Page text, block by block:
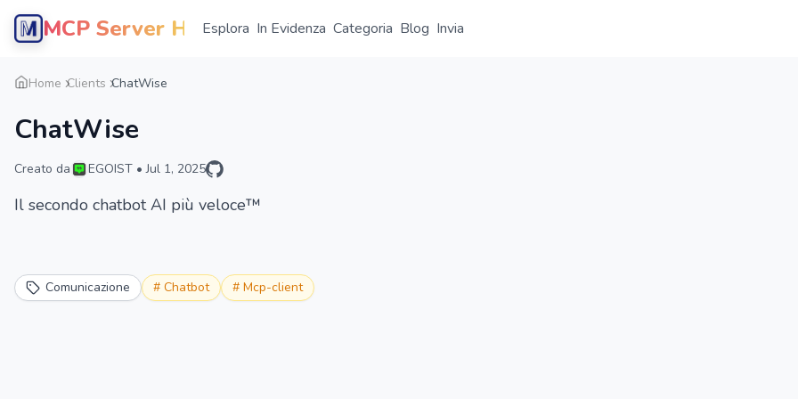
MCP Server HubEsplora In Evidenza Categoria Blog Invia
Home Clients ChatWise
ChatWise
Creato da EGOIST • Jul 1, 2025
Il secondo chatbot AI più veloce™
Comunicazione # Chatbot # Mcp-client